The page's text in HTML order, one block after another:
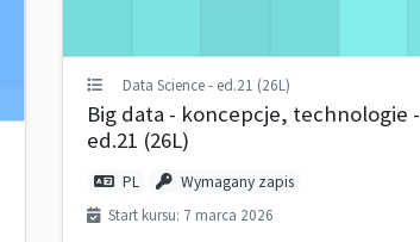
Data Science - ed.21 (26L)
Big data - koncepcje, technologie -
ed.21 (26L)
PL
Wymagany zapis
Start kursu: 7 marca 2026